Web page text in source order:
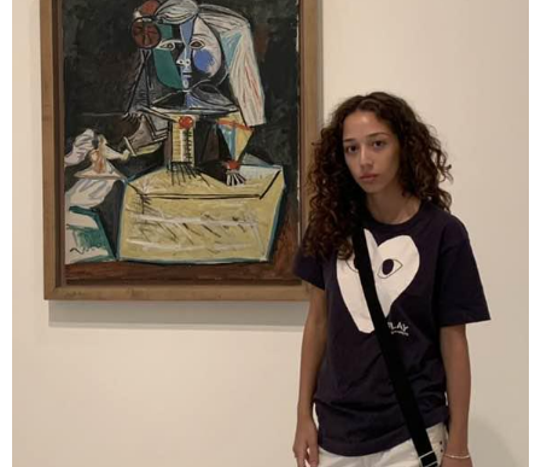
მნიშვნელოვანი ინფორმაცია